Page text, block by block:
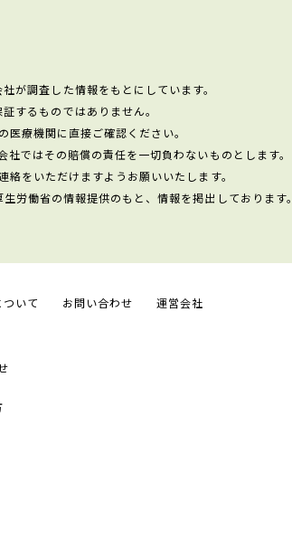
が調査した情報をもとにしています。
するものではありません。
療機関に直接ご確認ください。
ではその賠償の責任を一切負わないものとします。
をいただけますようお願いいたします。
労働省の情報提供のもと、情報を掲出しております。
いて お問い合わせ 運営会社